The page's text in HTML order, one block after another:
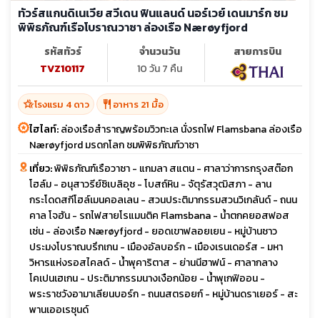
ทัวร์สแกนดิเนเวีย สวีเดน ฟินแลนด์ นอร์เวย์ เดนมาร์ก ชม
พิพิธภัณฑ์เรือโบราณวาซา ล่องเรือ Nærøyfjord
รหัสทัวร์
TVZ10117
จำนวนวัน
10 วัน 7 คืน
สายการบิน
hotel_classโรงแรม 4 ดาว restaurant อาหาร 21 มื้อ
ไฮไลท์:ล่องเรือสำราญพร้อมวิวทะเล นั่งรถไฟ Flamsbana ล่องเรือ
Nærøyfjord มรดกโลก ชมพิพิธภัณฑ์วาซา
เที่ยว:พิพิธภัณฑ์เรือวาซา - แกมลา สแตน - ศาลาว่าการกรุงสต๊อก
โฮล์ม - อนุสาวรีย์ซิเบลิอุช - โบสถ์หิน - จัตุรัสวุฒิสภา - ลาน
กระโดดสกีโฮล์เมนคอลเลน - สวนประติมากรรมสวนวิเกลันด์ - ถนน
คาล โจฮัน - รถไฟสายโรแมนติค Flamsbana - น้ำตกคยอสฟอส
เซ่น - ล่องเรือ Nærøyfjord - ยอดเขาฟลอยเยน - หมู่บ้านชาว
ประมงโบราณบรึกเกน - เมืองอัลบอร์ก - เมืองเรนเดอร์ส - มหา
วิหารแห่งรอสไคลด์ - น้ำพุคาริตาส - ย่านนีฮาฟน์ - ศาลากลาง
โคเปนเฮเกน - ประติมากรรมนางเงือกน้อย - น้ำพุเกฟิออน -
พระราชวังอามาเลียนบอร์ก - ถนนสตรอยก์ - หมู่บ้านดราเยอร์ - สะ
พานเออเรซุนด์